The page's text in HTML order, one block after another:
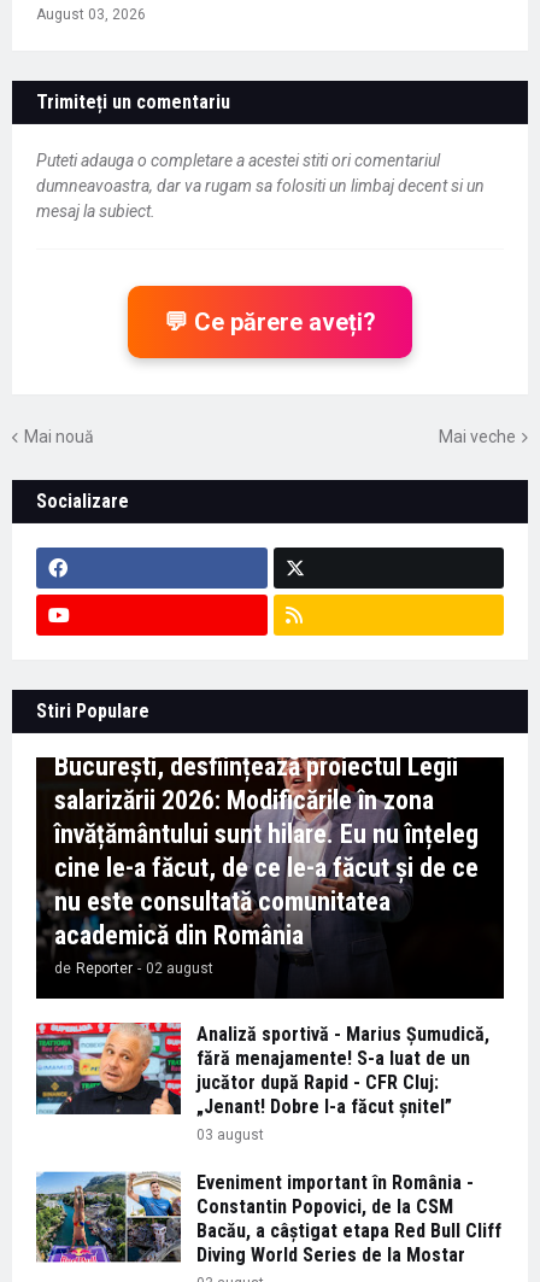
August 03, 2026
Trimiteți un comentariu
Puteti adauga o completare a acestei stiti ori comentariul
dumneavoastra, dar va rugam sa folositi un limbaj decent si un
mesaj la subiect.
💬 Ce părere aveți?
Mai nouă Mai veche
Socializare
Stiri Populare
Context important pentru educație -
Marian Preda, rectorul Universității din
București, desființează proiectul Legii
salarizării 2026: Modificările în zona
învățământului sunt hilare. Eu nu înțeleg
cine le-a făcut, de ce le-a făcut și de ce
nu este consultată comunitatea
academică din România
de Reporter - 02 august
Analiză sportivă - Marius Șumudică,
fără menajamente! S-a luat de un
jucător după Rapid - CFR Cluj:
„Jenant! Dobre l-a făcut șnitel”
03 august
Eveniment important în România -
Constantin Popovici, de la CSM
Bacău, a câștigat etapa Red Bull Cliff
Diving World Series de la Mostar